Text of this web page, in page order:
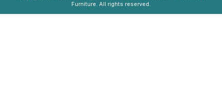
Furniture. All rights reserved.